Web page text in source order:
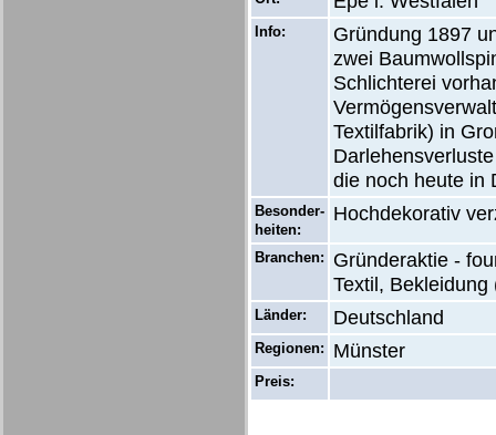
Info:
Gründung 1897
zwei
Schlichterei
Textilfabrik) in
die noch heute in
Besonder-
heiten:
Hochdekorativ
Branchen:
Gründeraktie -
Textil,
Länder: Deutschland
Regionen: Münster
Preis: